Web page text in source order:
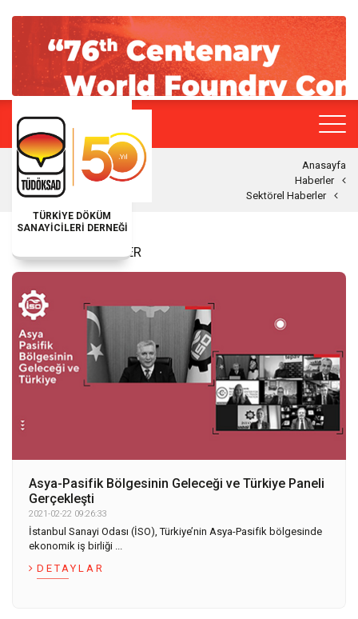
TÜRKİYE DÖKÜM
SANAYİCİLERİ DERNEĞİ
Anasayfa
Haberler
Sektörel Haberler
SEKTÖREL HABERLER
Asya-Pasifik Bölgesinin Geleceği ve Türkiye Paneli
Gerçekleşti
2021-02-22 09:26:33
İstanbul Sanayi Odası (İSO), Türkiye’nin Asya-Pasifik bölgesinde
ekonomik iş birliği ...
DETAYLAR